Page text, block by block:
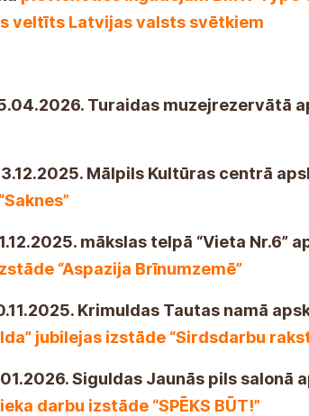
veltīts Latvijas valsts svētkiem
Turaidas muzejrezervātā
Mālpils Kultūras centrā
mākslas telpā “Vieta Nr.6”
“Aspazija Brīnumzemē”
Krimuldas Tautas namā
jubilejas izstāde “Sirdsdarbu
Siguldas Jaunās pils salonā
darbu izstāde “SPĒKS BŪT!”